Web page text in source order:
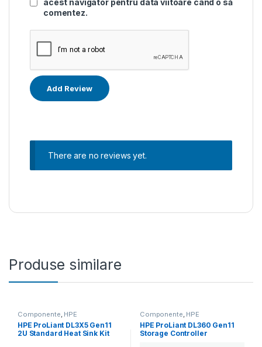
acest navigator pentru data viitoare când o să
comentez.
There are no reviews yet.
Produse similare
Componente, HPE
HPE ProLiant DL3X5 Gen11
2U Standard Heat Sink Kit
Componente, HPE
HPE ProLiant DL360 Gen11
Storage Controller